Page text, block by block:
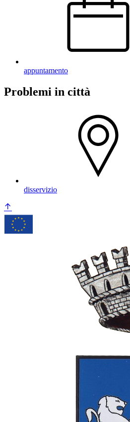
appuntamento
Problemi in città
disservizio